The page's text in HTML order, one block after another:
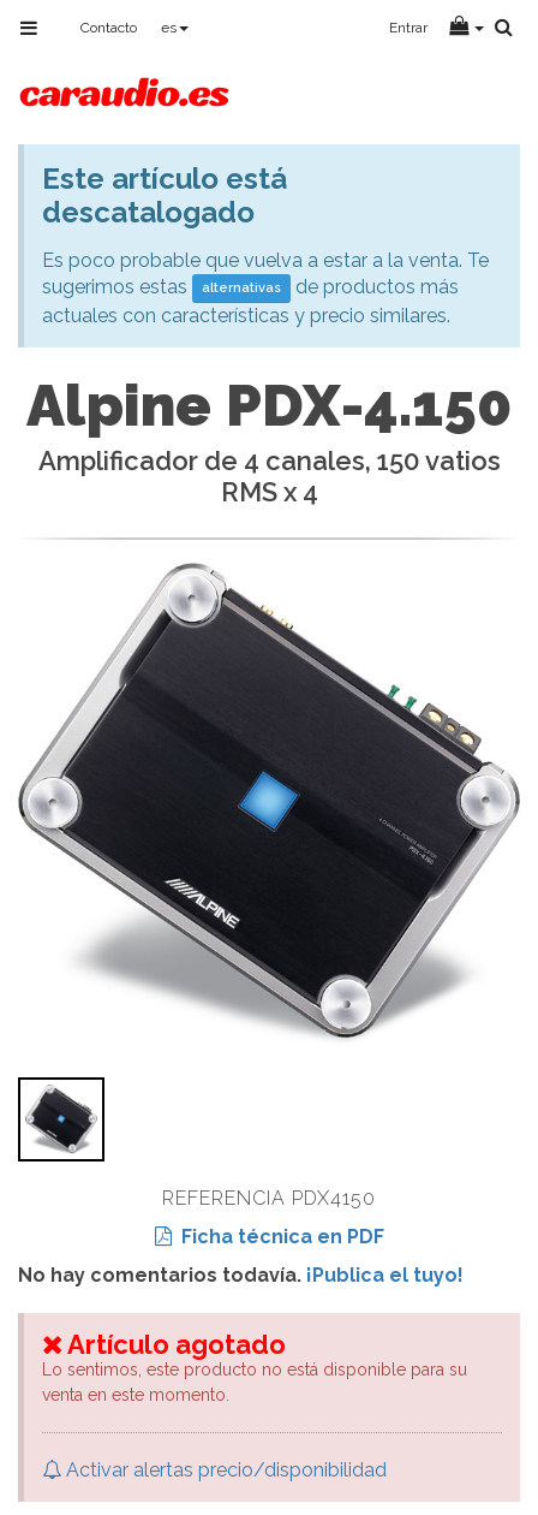
Toggle
navigation
Contacto es Entrar
Aviso
Este artículo está
descatalogado
Es poco probable que vuelva a estar a la venta. Te
sugerimos estas
alternativas
de productos más
actuales con características y precio similares.
Alpine PDX-4.150
Amplificador de 4 canales, 150 vatios
RMS x 4
REFERENCIA PDX4150
Ficha técnica en PDF
No hay comentarios todavía. ¡Publica el tuyo!
Artículo agotado
Lo sentimos, este producto no está disponible para su
venta en este momento.
Activar alertas precio/disponibilidad